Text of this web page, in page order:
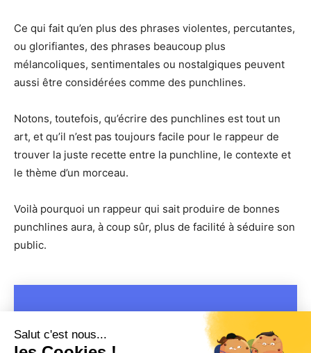
Ce qui fait qu’en plus des phrases violentes, percutantes,
ou glorifiantes, des phrases beaucoup plus
mélancoliques, sentimentales ou nostalgiques peuvent
aussi être considérées comme des punchlines.
Notons, toutefois, qu’écrire des punchlines est tout un
art, et qu’il n’est pas toujours facile pour le rappeur de
trouver la juste recette entre la punchline, le contexte et
le thème d’un morceau.
Voilà pourquoi un rappeur qui sait produire de bonnes
punchlines aura, à coup sûr, plus de facilité à séduire son
public.